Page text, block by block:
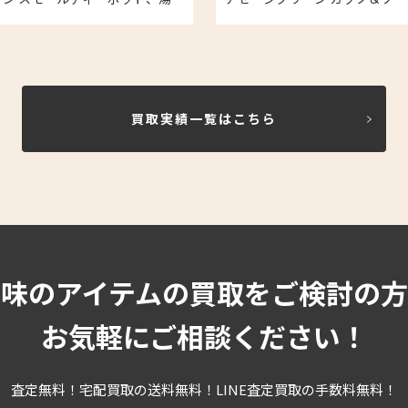
買取実績一覧はこちら
のアイテムの買取をご検討の
お気軽にご相談ください！
査定無料！宅配買取の送料無料！LINE査定買取の手数料無料！